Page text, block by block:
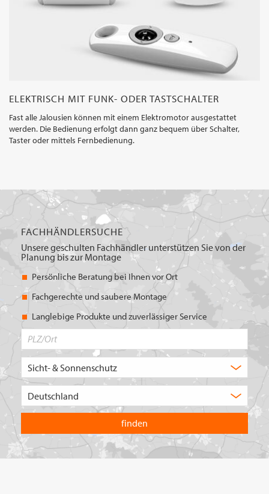
ELEKTRISCH MIT FUNK- ODER TASTSCHALTER
Fast alle Jalousien können mit einem Elektromotor ausgestattet
werden. Die Bedienung erfolgt dann ganz bequem über Schalter,
Taster oder mittels Fernbedienung.
FACHHÄNDLERSUCHE
Unsere geschulten Fachhändler unterstützen Sie von der
Planung bis zur Montage
Persönliche Beratung bei Ihnen vor Ort
Fachgerechte und saubere Montage
Langlebige Produkte und zuverlässiger Service
in
welchem
Land
Sie
suchen